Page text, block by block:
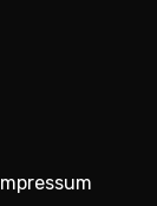
Impressum